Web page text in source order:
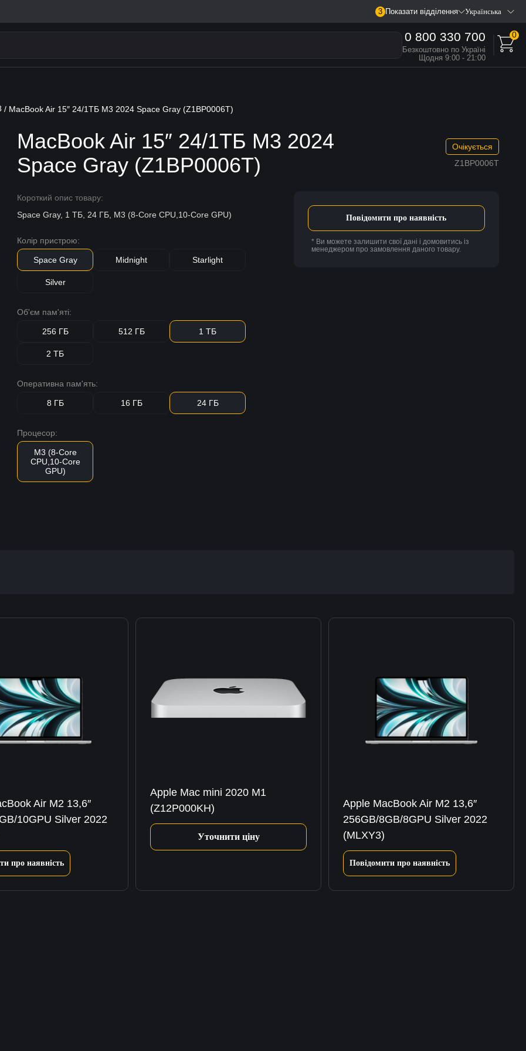
3 Показати відділення Українська
0 800 330 700
Безкоштовно по Україні
Щодня 9:00 - 21:00
0
/ MacBook Air 15″ 24/1ТБ M3 2024 Space Gray (Z1BP0006T)
MacBook Air 15″ 24/1ТБ M3 2024
Space Gray (Z1BP0006T)
Z1BP0006T
Очікується
Короткий опис товару:
Space Gray, 1 ТБ, 24 ГБ, M3 (8-Core CPU,10-Core GPU)
Колір пристрою:
Space Gray Midnight Starlight
Silver
Об'єм пам'яті:
256 ГБ 512 ГБ 1 ТБ
2 ТБ
Оперативна пам'ять:
8 ГБ 16 ГБ 24 ГБ
Процесор:
M3 (8-Core
CPU,10-Core
GPU)
Повідомити про наявність
* Ви можете залишити свої дані і домовитись із
менеджером про замовлення даного товару.
Air M2 13,6″
10GPU Silver 2022
про наявність
Apple Mac mini 2020 M1
(Z12P000KH)
Уточнити ціну
Apple MacBook Air M2 13,6″
256GB/8GB/8GPU Silver 2022
(MLXY3)
Повідомити про наявність